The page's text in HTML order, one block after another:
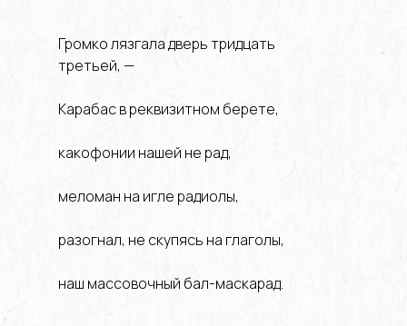
Громко лязгала дверь тридцать
третьей, —
Карабас в реквизитном берете,
какофонии нашей не рад,
меломан на игле радиолы,
разогнал, не скупясь на глаголы,
наш массовочный бал-маскарад.